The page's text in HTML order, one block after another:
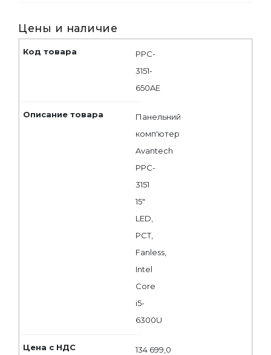
Цены и наличие
PPC-
3151-
650AE
Панельний
комп'ютер
Avantech
PPC-
3151
15"
LED,
PCT,
Fanless,
Intel
Core
i5-
6300U
134 699,0